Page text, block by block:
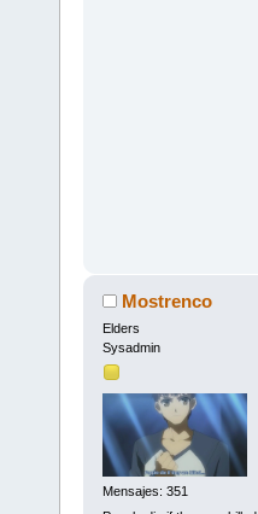
Mostrenco
Elders
Sysadmin
Mensajes: 351